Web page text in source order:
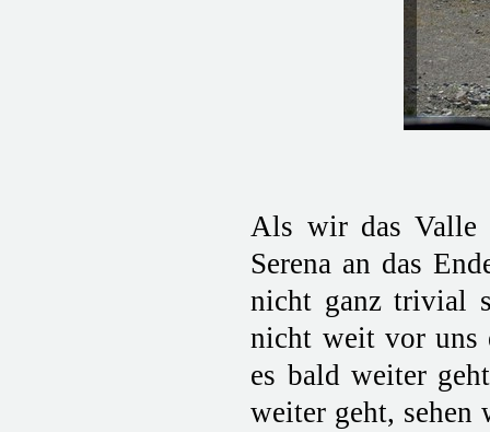
Als wir das Valle
Serena an das
nicht ganz trivial
nicht weit vor uns
es bald weiter
weiter geht, sehen